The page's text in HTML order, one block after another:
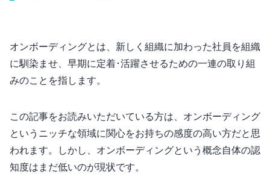
オンボーディングとは、新しく組織に加わった社員を組織
に馴染ませ、早期に定着･活躍させるための一連の取り組
みのことを指します。
この記事をお読みいただいている方は、オンボーディング
というニッチな領域に関心をお持ちの感度の高い方だと思
われます。しかし、オンボーディングという概念自体の認
知度はまだ低いのが現状です。